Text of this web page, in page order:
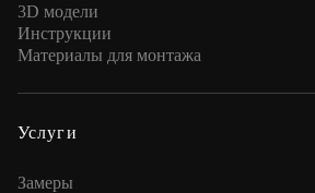
3D модели
Инструкции
Материалы для монтажа
Услуги
Замеры